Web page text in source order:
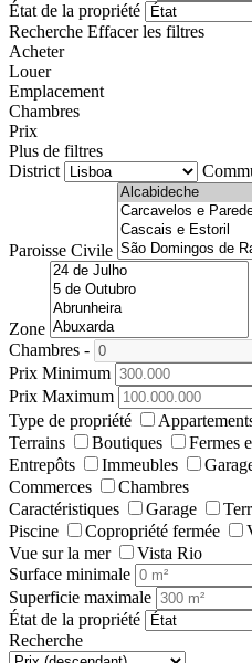
État de la propriété
Recherche Effacer les filtres
Acheter
Louer
Emplacement
Chambres
Prix
Plus de filtres
District
Paroisse Civile
Zone
Chambres -
Prix Minimum
Prix Maximum
Type de propriété
Terrains
Boutiques Fermes
Entrepôts
Immeubles
Commerces
Chambres
Caractéristiques
Garage
Piscine
Copropriété fermée
Vue sur la mer
Vista Rio
Surface minimale
Superficie maximale
État de la propriété
Recherche